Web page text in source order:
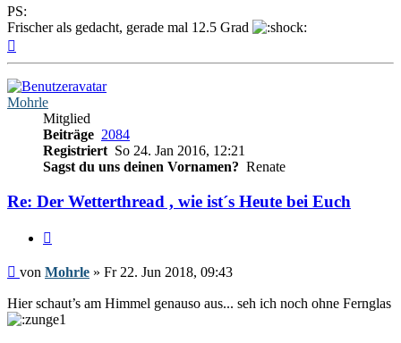
PS:
Frischer als gedacht, gerade mal 12.5 Grad
Mohrle
Mitglied
Beiträge 2084
Registriert So 24. Jan 2016, 12:21
Sagst du uns deinen Vornamen? Renate
Re: Der Wetterthread , wie ist´s Heute bei Euch
Beitrag
von Mohrle » Fr 22. Jun 2018, 09:43
Hier schaut’s am Himmel genauso aus... seh ich noch ohne Fernglas